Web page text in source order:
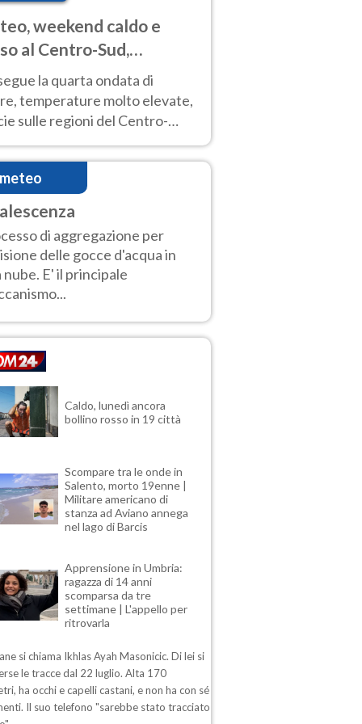
weekend caldo e
al Centro-Sud,
sui rilievi
la quarta ondata di
temperature molto elevate,
sulle regioni del Centro-
Nuovi temporali di calore sulle
montuose
di aggregazione per
delle gocce d'acqua in
nube. E' il principale
Caldo, lunedì ancora
bollino rosso in 19 città
Scompare tra le onde in
Salento, morto 19enne |
Militare americano di
stanza ad Aviano annega
nel lago di Barcis
Apprensione in Umbria:
ragazza di 14 anni
scomparsa da tre
settimane | L'appello per
ritrovarla
si chiama Ikhlas Ayah Masonicic. Di lei si
le tracce dal 22 luglio. Alta 170
ha occhi e capelli castani, e non ha con sé
Il suo telefono "sarebbe stato tracciato